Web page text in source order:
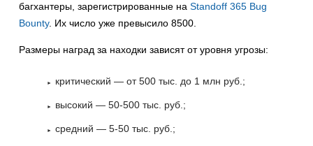
багхантеры, зарегистрированные на Standoff 365 Bug
Bounty. Их число уже превысило 8500.
Размеры наград за находки зависят от уровня угрозы:
критический — от 500 тыс. до 1 млн руб.;
высокий — 50-500 тыс. руб.;
средний — 5-50 тыс. руб.;